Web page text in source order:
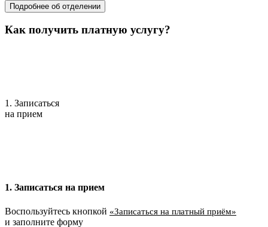
Подробнее об отделении
Как получить платную услугу?
1. Записаться
на прием
1. Записаться на прием
Воспользуйтесь кнопкой «Записаться на платный приём»
и заполните форму